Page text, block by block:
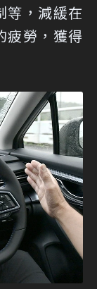
等，減緩在
疲勞，獲得